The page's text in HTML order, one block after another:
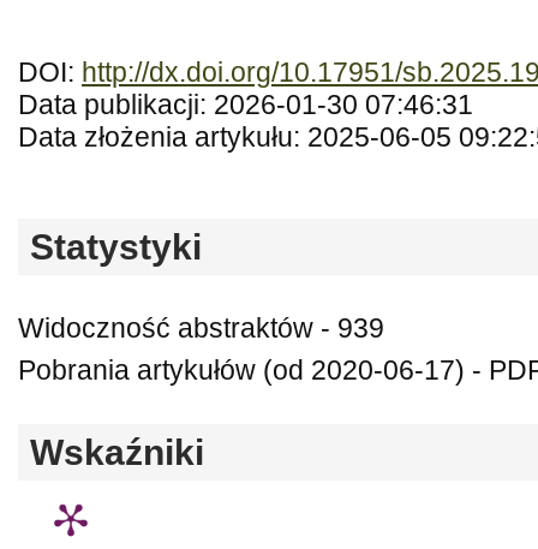
DOI: http://dx.doi.org/10.17951/
Data publikacji: 2026-01-30 07:46:31
Data złożenia artykułu: 2025-06-05
Statystyki
Widoczność abstraktów - 939
Pobrania artykułów (od 2020-06-17) -
Wskaźniki